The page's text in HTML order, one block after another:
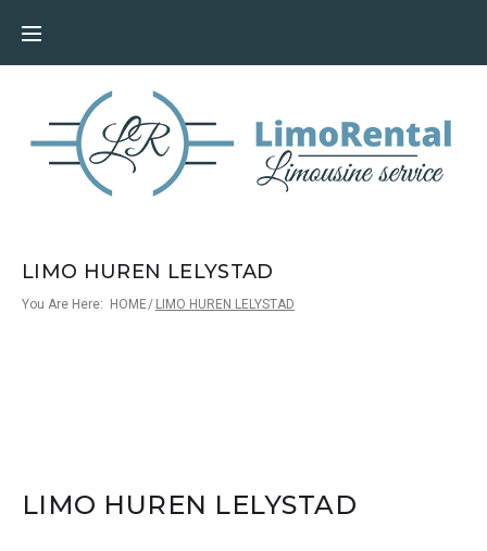
LIMO HUREN LELYSTAD
You Are Here: HOME/ LIMO HUREN LELYSTAD
LIMO HUREN LELYSTAD